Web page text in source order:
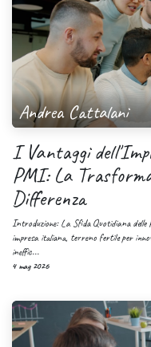
Andrea Cattalani
I Vantaggi
PMI: La
Differenza
Introduzione: La Sfida Quotidiana delle
impresa italiana, terreno fertile per
ineffic...
4 mag 2026